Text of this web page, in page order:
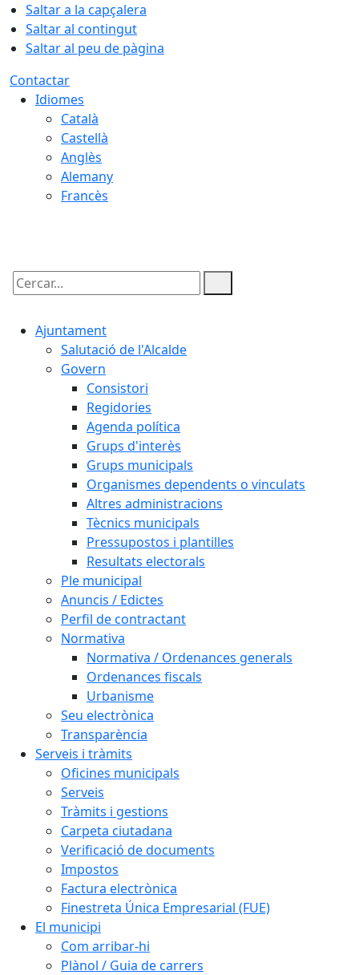
Saltar a la capçalera
Saltar al contingut
Saltar al peu de pàgina
Contactar
Idiomes
Català
Castellà
Anglès
Alemany
Francès
Cercar:
Ajuntament
Salutació de l'Alcalde
Govern
Consistori
Regidories
Agenda política
Grups d'interès
Grups municipals
Organismes dependents o vinculats
Altres administracions
Tècnics municipals
Pressupostos i plantilles
Resultats electorals
Ple municipal
Anuncis / Edictes
Perfil de contractant
Normativa
Normativa / Ordenances generals
Ordenances fiscals
Urbanisme
Seu electrònica
Transparència
Serveis i tràmits
Oficines municipals
Serveis
Tràmits i gestions
Carpeta ciutadana
Verificació de documents
Impostos
Factura electrònica
Finestreta Única Empresarial (FUE)
El municipi
Com arribar-hi
Plànol / Guia de carrers